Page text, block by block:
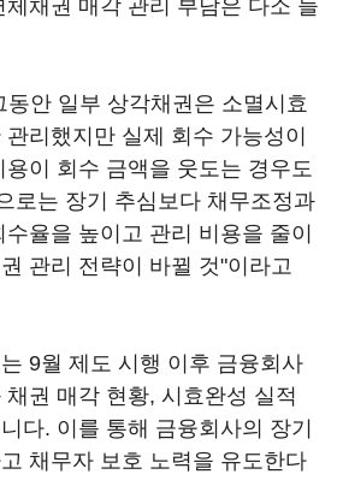
채권 매각 관리 부담은 다소 늘
동안 일부 상각채권은 소멸시효
리했지만 실제 회수 가능성이
이 회수 금액을 웃도는 경우도
로는 장기 추심보다 채무조정과
율을 높이고 관리 비용을 줄이
관리 전략이 바뀔 것"이라고
9월 제도 시행 이후 금융회사
권 매각 현황, 시효완성 실적
다. 이를 통해 금융회사의 장기
채무자 보호 노력을 유도한다